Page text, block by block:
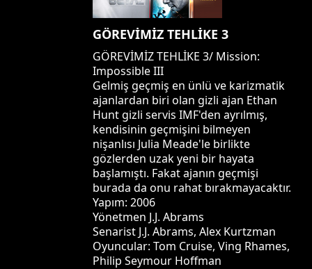
GÖREVİMİZ TEHLİKE 3
GÖREVİMİZ TEHLİKE 3/ Mission:
Impossible III
Gelmiş geçmiş en ünlü ve karizmatik
ajanlardan biri olan gizli ajan Ethan
Hunt gizli servis IMF'den ayrılmış,
kendisinin geçmişini bilmeyen
nişanlısı Julia Meade'le birlikte
gözlerden uzak yeni bir hayata
başlamıştı. Fakat ajanın geçmişi
burada da onu rahat bırakmayacaktır.
Yapım: 2006
Yönetmen J.J. Abrams
Senarist J.J. Abrams, Alex Kurtzman
Oyuncular: Tom Cruise, Ving Rhames,
Philip Seymour Hoffman